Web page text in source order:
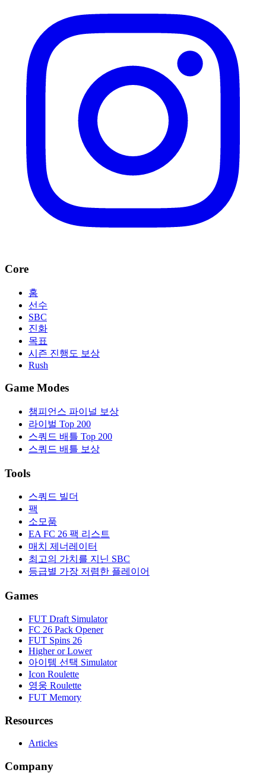
Core
홈
선수
SBC
진화
목표
시즌 진행도 보상
Rush
Game Modes
챔피언스 파이널 보상
라이벌 Top 200
스쿼드 배틀 Top 200
스쿼드 배틀 보상
Tools
스쿼드 빌더
팩
소모품
EA FC 26 팩 리스트
매치 제너레이터
최고의 가치를 지닌 SBC
등급별 가장 저렴한 플레이어
Games
FUT Draft Simulator
FC 26 Pack Opener
FUT Spins 26
Higher or Lower
아이템 선택 Simulator
Icon Roulette
영웅 Roulette
FUT Memory
Resources
Articles
Company